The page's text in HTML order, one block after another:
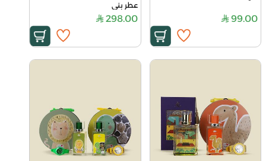
99.00
عطر بني
298.00